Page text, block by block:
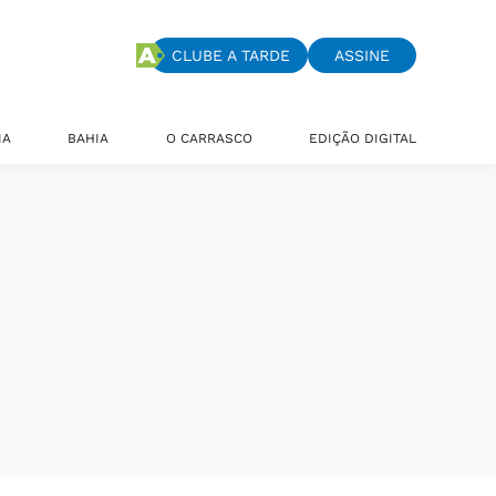
CLUBE A TARDE ASSINE
BAHIA O CARRASCO EDIÇÃO DIGITAL